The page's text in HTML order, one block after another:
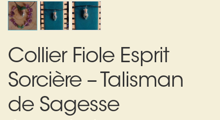
Harmonisation de l’être
Sels de bain
Collier Fiole Esprit
Sorcière – Talisman
de Sagesse